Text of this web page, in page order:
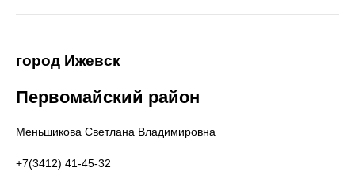
город Ижевск
Первомайский район
Меньшикова Светлана Владимировна
+7(3412) 41-45-32